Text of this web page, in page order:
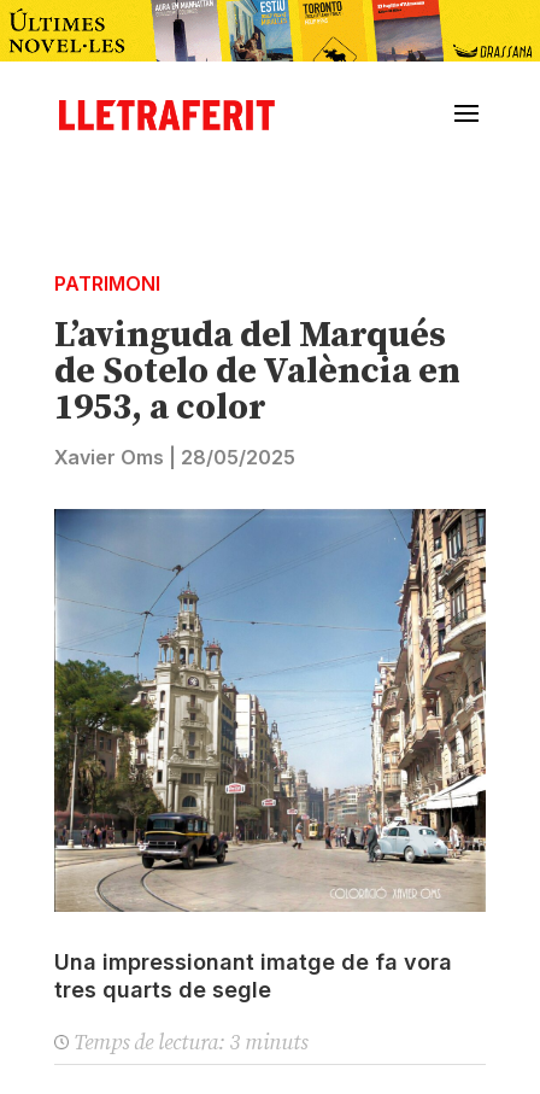
PATRIMONI
L’avinguda del Marqués
de Sotelo de València en
1953, a color
Xavier Oms 28/05/2025
Una impressionant imatge de fa vora
tres quarts de segle
Temps de lectura: 3 minuts